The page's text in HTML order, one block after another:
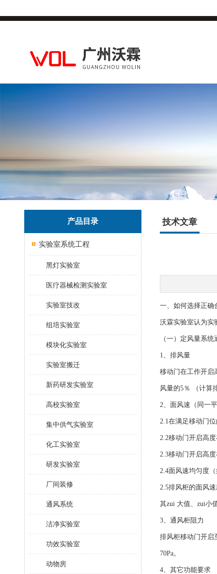
产品目录
实验室系统工程
黑灯实验室
医疗器械检测实验室
实验室技改
组培实验室
模块化实验室
实验室搬迁
新药研发实验室
高校实验室
集中供气实验室
化工实验室
研发实验室
厂间装修
通风系统
洁净实验室
功效实验室
动物房
技术文章
一、如何选择正
沃霖实验室认为实
（一）定风量系
1、排风量
移动门在工作开启
风量的5％ （计算
2、面风速（同一
2.1在满足移动门
2.2移动门开启高
2.3移动门开启高
2.4面风速均匀度
2.5排风柜的面风
其zui 大值、zui小
3、通风柜阻力
排风柜移动门开启
70Pa。
4、其它功能要求